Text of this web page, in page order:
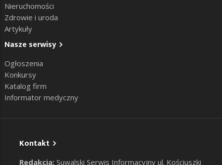
Nieruchomości
Zdrowie i uroda
Artykuły
Nasze serwisy
Ogłoszenia
Konkursy
Katalog firm
Informator medyczny
Kontakt
Redakcja: Suwalski Serwis Informacyjny ul. Kościuszki